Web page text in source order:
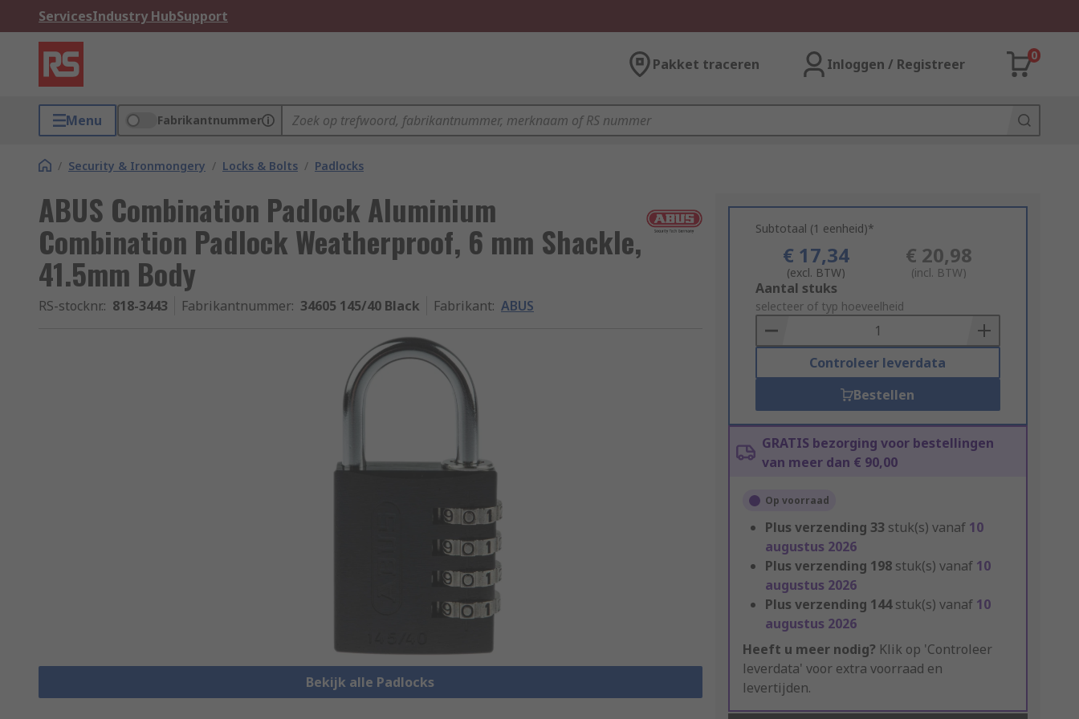
ServicesIndustry HubSupport
Pakket traceren Inloggen / Registreer
0
Menu Fabrikantnummer
/ Security & Ironmongery / Locks & Bolts / Padlocks
ABUS Combination Padlock Aluminium
Combination Padlock Weatherproof, 6 mm Shackle,
41.5mm Body
RS-stocknr.: 818-3443 Fabrikantnummer: 34605 145/40 Black Fabrikant: ABUS
Bekijk alle Padlocks
Subtotaal (1 eenheid)*
€ 17,34
(excl. BTW)
€ 20,98
(incl. BTW)
Add
to
Basket
Aantal stuks
selecteer of typ hoeveelheid
Controleer leverdata
Bestellen
GRATIS bezorging voor bestellingen
van meer dan € 90,00
Op voorraad
Plus verzending 33 stuk(s) vanaf 10
augustus 2026
Plus verzending 198 stuk(s) vanaf 10
augustus 2026
Plus verzending 144stuk(s) vanaf 10
augustus 2026
Heeft u meer nodig? Klik op 'Controleer
leverdata' voor extra voorraad en
levertijden.